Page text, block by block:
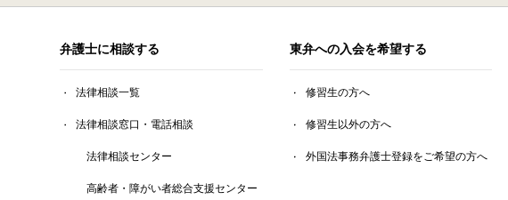
弁護士に相談する
法律相談一覧
法律相談窓口・電話相談
法律相談センター
高齢者・障がい者総合支援センター
東弁への入会を希望する
修習生の方へ
修習生以外の方へ
外国法事務弁護士登録をご希望の方へ